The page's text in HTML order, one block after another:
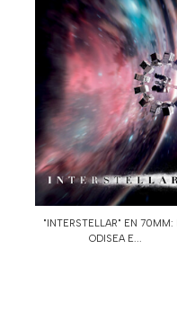
"INTERSTELLAR" EN 70MM:
ODISEA E...